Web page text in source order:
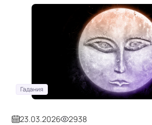
Гадания
23.03.2026 2938